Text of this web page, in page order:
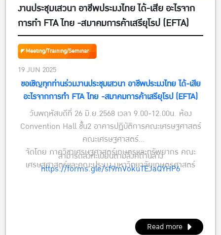
งานประชุมเสวนา อาชีพประมงไทย ได้-เสีย อะไรจาก
การทำ FTA ไทย -สมาคมการค้าเสรียุโรป (EFTA)
Meeting/Training/Seminar
19 JUN 2025
ขอเชิญทุกท่านร่วมงานประชุมเสวนา อาชีพประมงไทย ได้-เสีย
อะไรจากการทำ FTA ไทย -สมาคมการค้าเสรียุโรป (EFTA)
วันพฤหัสบดีที่ 26 มิ.ย.2568 เวลา 9.00-12.00น. ห้อง
Convention Hall ชั้น2 อาคารปฏิบัติการคณะเศรษฐศาสตร์
คณะเศรษฐศาสตร์
จัดโดย ภาควิชาเศรษฐศาสตร์เกษตรและทรัพยากร คณะ
เศรษฐศาสตร์และคณะประมง มหาวิทยาลัยเกษตรศาสตร์
สามารถลงทะเบียนตามลิงค์ด้านล่าง
https://forms.gle/sf9mVokuTEJaQYHP6
Read more